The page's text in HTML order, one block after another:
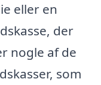
eller en
der
nogle af de
som